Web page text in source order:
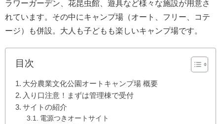
ラワーガーデン、花昆虫館、遊具など様々な施設が用意さ
れています。その中にキャンプ場（オート、フリー、コテ
ージ）も併設。大人も子どもも楽しいキャンプ場です。
目次
大分農業文化公園オートキャンプ場 概要
入り口注意！まずは管理棟で受付
サイトの紹介
電源つきオートサイト